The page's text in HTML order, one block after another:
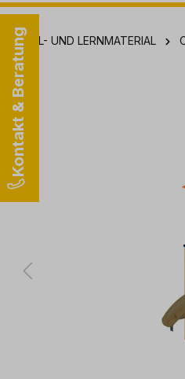
Kontakt & Beratung
SPIEL- UND LERNMATERIAL
Bildergalerie überspringen